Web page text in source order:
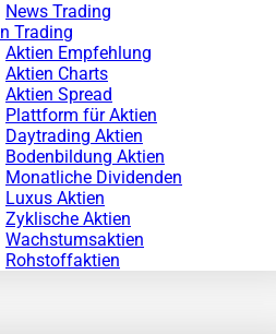
News Trading
Trading
Aktien Empfehlung
Aktien Charts
Aktien Spread
Plattform für Aktien
Daytrading Aktien
Bodenbildung Aktien
Monatliche Dividenden
Luxus Aktien
Zyklische Aktien
Wachstumsaktien
Rohstoffaktien